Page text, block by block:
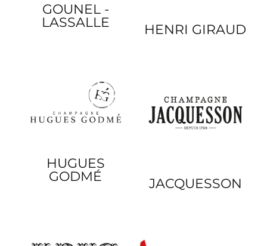
GOUNEL -
LASSALLE
HENRI GIRAUD
HUGUES
GODMÉ
JACQUESSON